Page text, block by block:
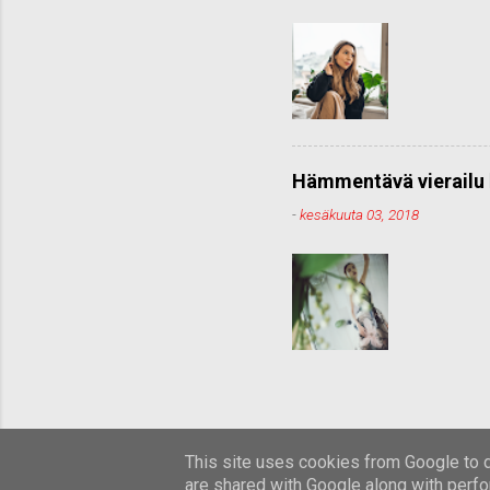
Hämmentävä
-kesäkuuta 03, 2018
This site uses cookies from Google to
are shared with Google along with